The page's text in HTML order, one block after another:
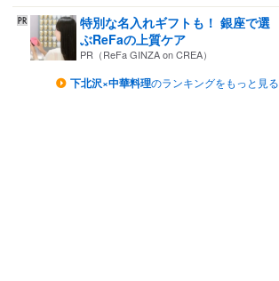
特別な名入れギフトも！ 銀座で選
ぶReFaの上質ケア
PR（ReFa GINZA on CREA）
下北沢×中華料理のランキングをもっと見る